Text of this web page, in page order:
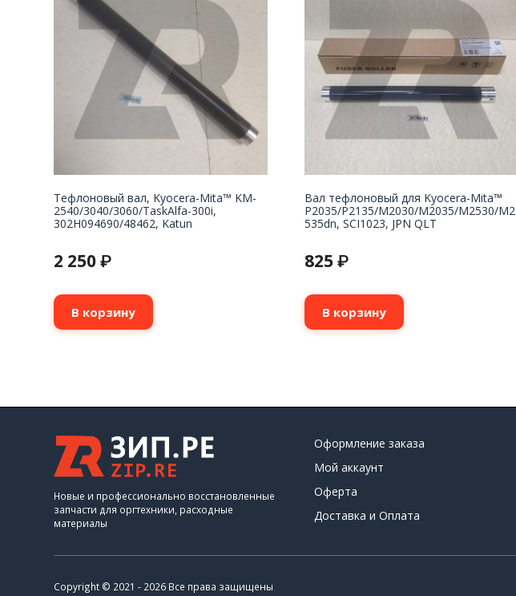
Тефлоновый вал, Kyocera-Mita™ KM-
2540/3040/3060/TaskAlfa-300i,
302H094690/48462, Katun
2 250 ₽
В корзину
Вал тефлоновый для Kyocera-Mita™
P2035/P2135/M2030/M2035/M2530/M2
535dn, SCI1023, JPN QLT
825 ₽
В корзину
Новые и профессионально восстановленные
запчасти для оргтехники, расходные
материалы
Оформление заказа
Мой аккаунт
Оферта
Доставка и Оплата
Copyright © 2021 - 2026 Все права защищены